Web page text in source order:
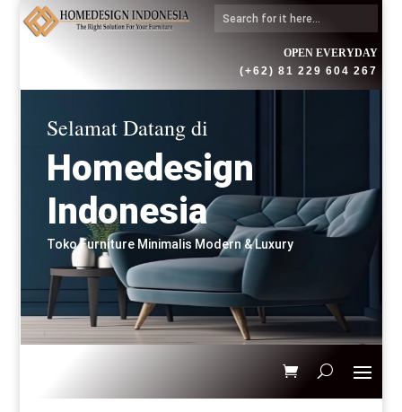
OPEN EVERYDAY
(+62) 81 229 604 267
Selamat Datang di
Homedesign
Indonesia
Toko Furniture Minimalis Modern & Luxury